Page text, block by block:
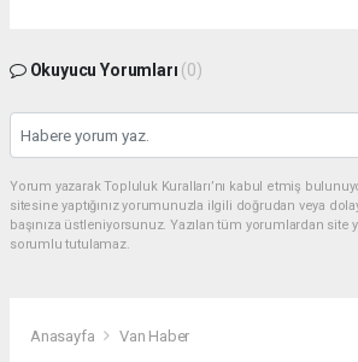
Okuyucu Yorumları (0)
Yorum yazarak Topluluk Kuralları’nı kabul etmiş
sitesine yaptığınız yorumunuzla ilgili doğrudan veya
başınıza üstleniyorsunuz. Yazılan tüm yorumlardan
sorumlu tutulamaz.
Anasayfa Van Haber